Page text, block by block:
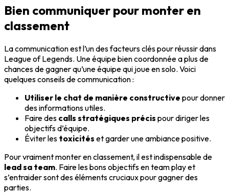
Bien communiquer pour monter en
classement
La communication est l’un des facteurs clés pour réussir dans
League of Legends. Une équipe bien coordonnée a plus de
chances de gagner qu’une équipe qui joue en solo. Voici
quelques conseils de communication :
Utiliser le chat de manière constructive pour donner
des informations utiles.
Faire des calls stratégiques précis pour diriger les
objectifs d’équipe.
Éviter les toxicités et garder une ambiance positive.
Pour vraiment monter en classement, il est indispensable de
lead sa team. Faire les bons objectifs en team play et
s’entraider sont des éléments cruciaux pour gagner des
parties.